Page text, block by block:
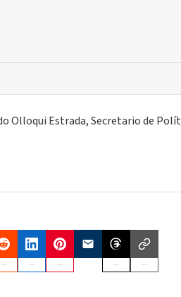
Olloqui Estrada, Secretario de